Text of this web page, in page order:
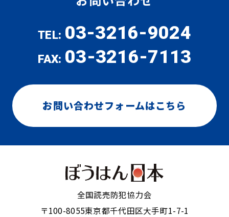
TEL: 03-3216-9024
FAX: 03-3216-7113
お問い合わせフォームはこちら
全国読売防犯協力会
〒100-8055東京都千代田区大手町1-7-1